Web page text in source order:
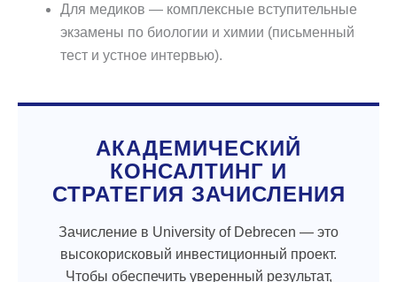
Для медиков — комплексные вступительные
экзамены по биологии и химии (письменный
тест и устное интервью).
АКАДЕМИЧЕСКИЙ
КОНСАЛТИНГ И
СТРАТЕГИЯ ЗАЧИСЛЕНИЯ
Зачисление в University of Debrecen — это
высокорисковый инвестиционный проект.
Чтобы обеспечить уверенный результат,